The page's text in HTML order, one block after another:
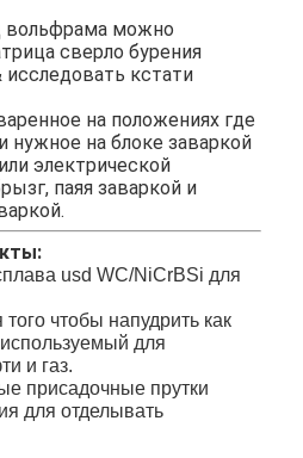
вольфрама
макроса
вольфрама можно
сверло бурения
кстати
на положениях где
нужное на блоке заваркой
электрической
паяя заваркой и
usd WC/NiCrBSi для
чтобы напудрить как
для
и газ.
присадочные прутки
для отделывать